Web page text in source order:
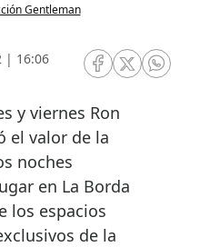
Gentleman
| 16:06
RRSS Facebook
RRSSRRSS
el valor de la
noches
en La Borda
los espacios
de la